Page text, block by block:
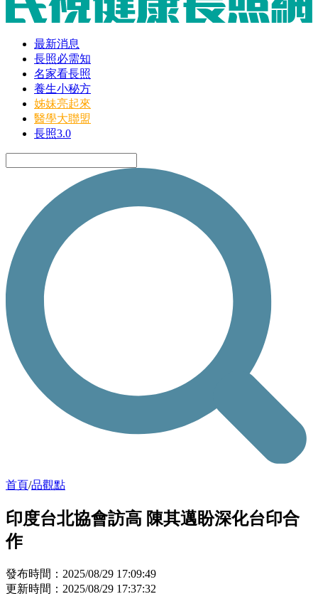
最新消息
長照必需知
名家看長照
養生小秘方
姊妹亮起來
醫學大聯盟
長照3.0
首頁/品觀點
印度台北協會訪高 陳其邁盼深化台印合
作
發布時間：2025/08/29 17:09:49
更新時間：2025/08/29 17:37:32